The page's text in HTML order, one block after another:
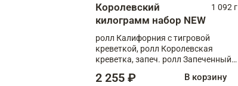
Королевский
килограмм набор NEW
1 092 г
ролл Калифорния с тигровой
креветкой, ролл Королевская
креветка, запеч. ролл Запеченный
XL, запеч. ролл Крабик Хот
2 255 ₽ В корзину